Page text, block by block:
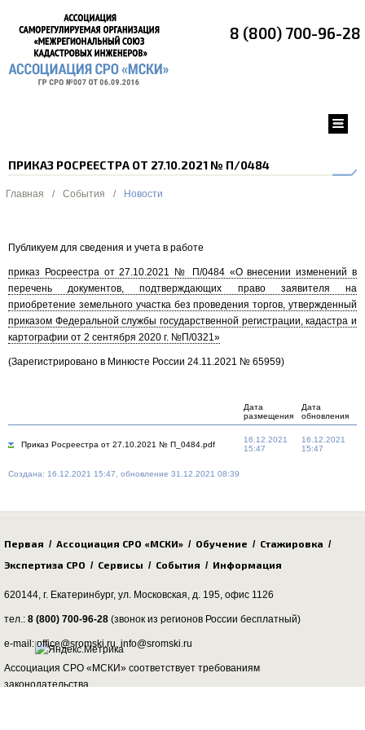
8 (800) 700-96-28
ПРИКАЗ РОСРЕЕСТРА ОТ 27.10.2021 № П/0484
Главная / События / Новости
Публикуем для сведения и учета в работе
приказ Росреестра от 27.10.2021 № П/0484 «О внесении изменений в
перечень документов, подтверждающих право заявителя на
приобретение земельного участка без проведения торгов, утвержденный
приказом Федеральной службы государственной регистрации, кадастра и
картографии от 2 сентября 2020 г. №П/0321»
(Зарегистрировано в Минюсте России 24.11.2021 № 65959)
Дата
размещения
Дата
обновления
Приказ Росреестра от 27.10.2021 № П_0484.pdf
16.12.2021
15:47
16.12.2021
15:47
Создана: 16.12.2021 15:47, обновление 31.12.2021 08:39
Первая / Ассоциация СРО «МСКИ» / Обучение / Стажировка /
Экспертиза СРО / Сервисы / События / Информация
620144, г. Екатеринбург, ул. Московская, д. 195, офис 1126
тел.: 8 (800) 700-96-28 (звонок из регионов России бесплатный)
e-mail: office@sromski.ru, info@sromski.ru
Ассоциация СРО «МСКИ» соответствует требованиям
законодательства